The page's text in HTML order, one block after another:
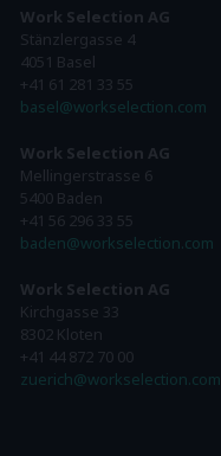
Work Selection AG
Stänzlergasse 4
4051 Basel
+41 61 281 33 55
basel@workselection.com
Work Selection AG
Mellingerstrasse 6
5400 Baden
+41 56 296 33 55
baden@workselection.com
Work Selection AG
Kirchgasse 33
8302 Kloten
+41 44 872 70 00
zuerich@workselection.com